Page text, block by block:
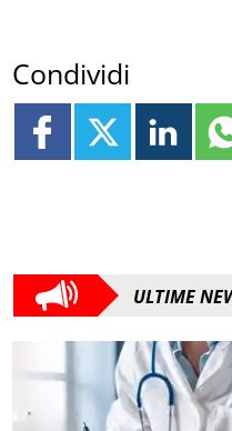
Condividi
ULTIME